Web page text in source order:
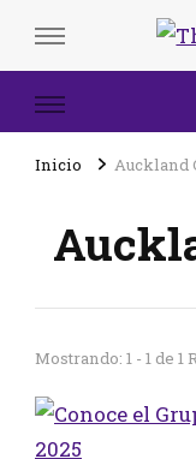
Inicio Auckland
Mostrando: 1 - 1 de 1